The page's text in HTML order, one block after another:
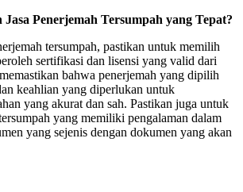
Penerjemah Tersumpah yang Tepat?
tersumpah, pastikan untuk memilih
sertifikasi dan lisensi yang valid dari
bahwa penerjemah yang dipilih
keahlian yang diperlukan untuk
yang akurat dan sah. Pastikan juga untuk
yang memiliki pengalaman dalam
yang sejenis dengan dokumen yang akan